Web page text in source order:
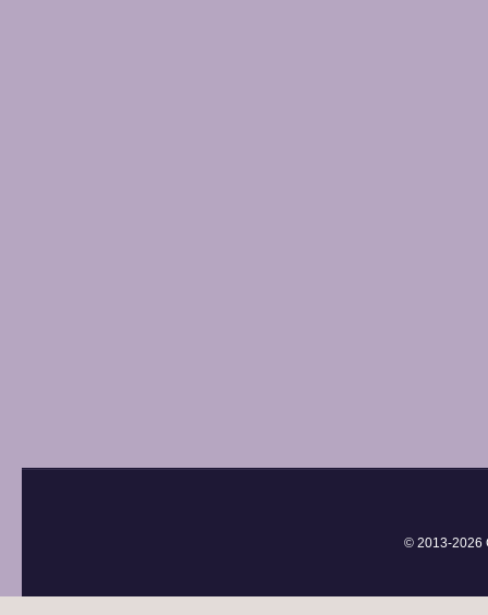
© 2013-2026